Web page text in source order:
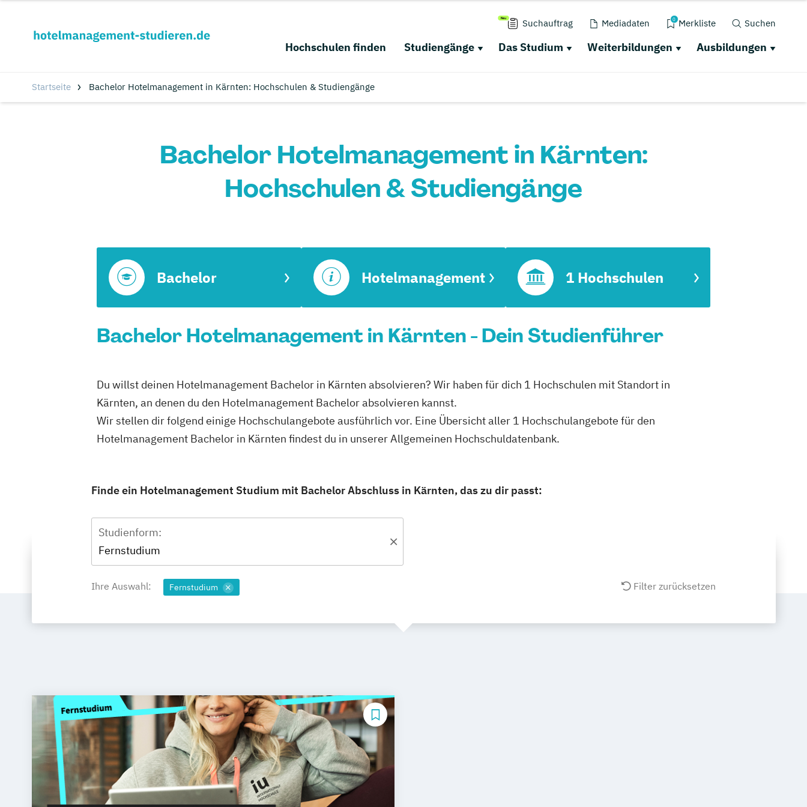
Suchauftrag Mediadaten 0 Merkliste Suchen
Hochschulen finden Studiengänge Das Studium Weiterbildungen Ausbildungen
Startseite Bachelor Hotelmanagement in Kärnten: Hochschulen & Studiengänge
Bachelor Hotelmanagement in Kärnten:
Hochschulen & Studiengänge
Bachelor Hotelmanagement 1 Hochschulen
Bachelor Hotelmanagement in Kärnten - Dein Studienführer
Du willst deinen Hotelmanagement Bachelor in Kärnten absolvieren? Wir haben für dich 1 Hochschulen mit Standort in
Kärnten, an denen du den Hotelmanagement Bachelor absolvieren kannst.
Wir stellen dir folgend einige Hochschulangebote ausführlich vor. Eine Übersicht aller 1 Hochschulangebote für den
Hotelmanagement Bachelor in Kärnten findest du in unserer Allgemeinen Hochschuldatenbank.
Finde ein Hotelmanagement Studium mit Bachelor Abschluss in Kärnten, das zu dir passt:
Studienform:
Fernstudium
Ihre Auswahl: Fernstudium Filter zurücksetzen